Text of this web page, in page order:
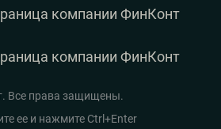
Все права защищены.
ее и нажмите Ctrl+Enter